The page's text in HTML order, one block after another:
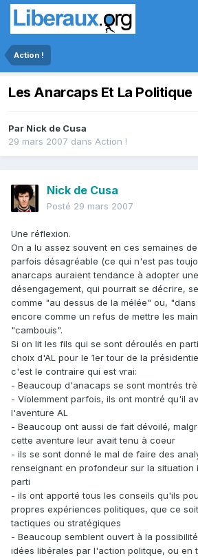
Action !
Les Anarcaps Et La Politique
Par Nick de Cusa
29 mars 2007 dans Action !
Nick de Cusa
Posté 29 mars 2007
Une réflexion.
On a lu assez souvent en ces semaines
parfois désagréable (ce qui n'est pas
anarcaps auraient tendance à adopter
désengagement, qui pourrait se décrire,
comme "au dessus de la mélée" ou,
encore comme un refus de mettre les
"cambouis".
Si on lit les fils qui se sont déroulés en
choix d'AL pour le 1er tour de la
c'est le contraire qui est vrai:
- Beaucoup d'anacaps se sont montrés
- Violemment parfois, ils ont montré qu'il
l'aventure AL
- Beaucoup ont aussi de fait dévoilé,
cette aventure leur avait tenu à coeur
- ils se sont donné le mal de faire des
renseignant en profondeur sur la situation
parti
- ils ont apporté tous les conseils qu'ils
propres expériences politiques, que ce
tactiques ou stratégiques
- Beaucoup semblent ouvert à la
idées libérales par l'action politque, ou en